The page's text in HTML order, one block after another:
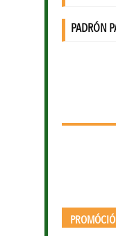
PROMÓCIÓ